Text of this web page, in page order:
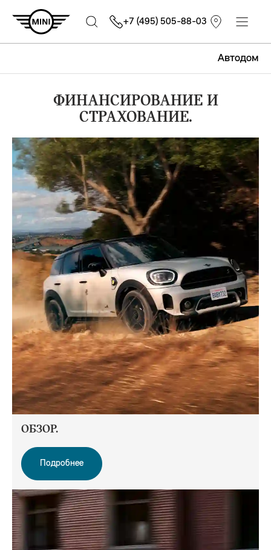
Автодом
+7 (495) 505-88-03
ФИНАНСИРОВАНИЕ И
СТРАХОВАНИЕ.
ОБЗОР.
Подробнее